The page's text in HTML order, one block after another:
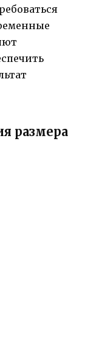
размера